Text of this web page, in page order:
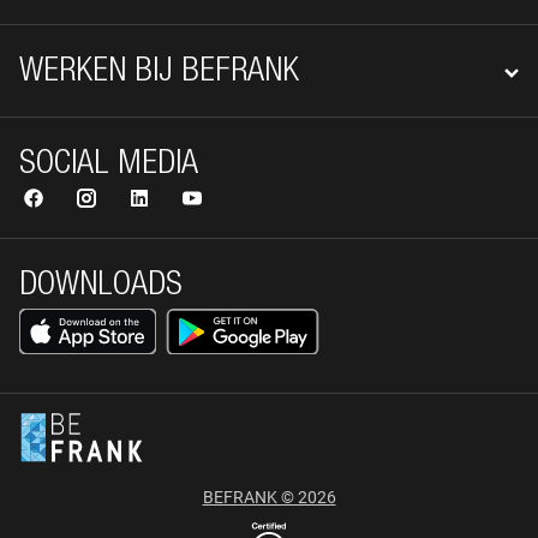
WERKEN BIJ BEFRANK
DOWNLOADS
SOCIAL MEDIA
BEFRANK © 2026